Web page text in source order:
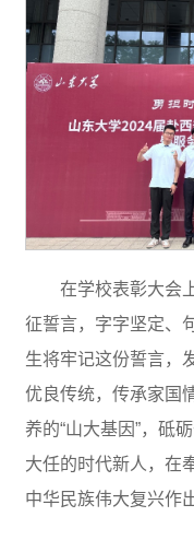
在学校表彰大会
征誓言，字字坚定、
生将牢记这份誓言，
优良传统，传承家国
养的“山大基因”，砥
大任的时代新人，在
中华民族伟大复兴作